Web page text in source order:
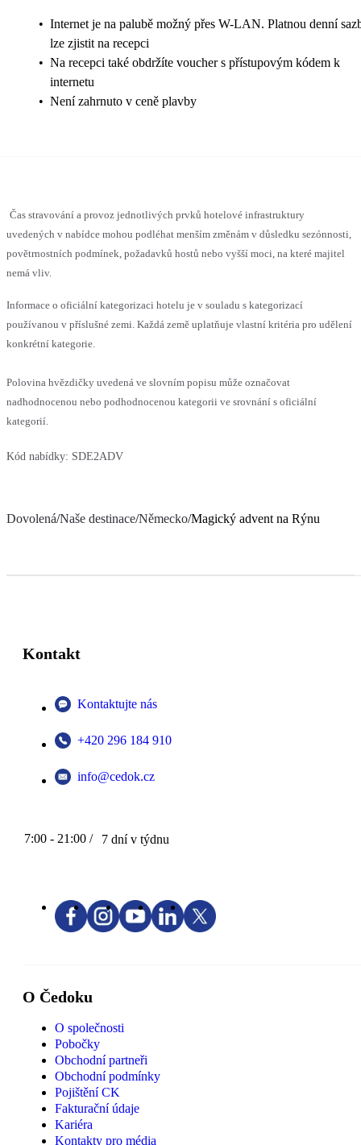
• Internet je na palubě možný přes W-LAN. Platnou denní
lze zjistit na recepci
• Na recepci také obdržíte voucher s přístupovým kódem k
internetu
• Není zahrnuto v ceně plavby
Čas stravování a provoz jednotlivých prvků hotelové infrastruktury
uvedených v nabídce mohou podléhat menším změnám v důsledku sezónnosti,
povětrnostních podmínek, požadavků hostů nebo vyšší moci, na které majitel
nemá vliv.
Informace o oficiální kategorizaci hotelu je v souladu s kategorizací
používanou v příslušné zemi. Každá země uplatňuje vlastní kritéria pro udělení
konkrétní kategorie.
Polovina hvězdičky uvedená ve slovním popisu může označovat
nadhodnocenou nebo podhodnocenou kategorii ve srovnání s oficiální
kategorií.
Kód nabídky: SDE2ADV
Dovolená/Naše destinace/Německo/Magický advent na Rýnu
Kontakt
Kontaktujte nás
+420 296 184 910
info@cedok.cz
7:00 - 21:00 / 7 dní v týdnu
O Čedoku
O společnosti
Pobočky
Obchodní partneři
Obchodní podmínky
Pojištění CK
Fakturační údaje
Kariéra
Kontakty pro média